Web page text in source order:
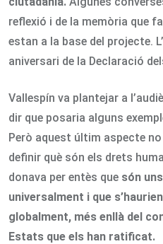
reflexió i de la memòria que
estan a la base del projecte.
aniversari de la Declaració
Vallespín va plantejar a
dir que posaria alguns
Però aquest últim aspecte no
definir què són els drets
donava per entès que són
universalment i que
globalment, més enllà del
Estats que els han ratificat.